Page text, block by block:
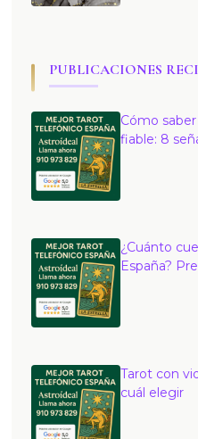
PUBLICACIONES
Cómo
fiable: 8
¿Cuánto
España?
Tarot con
cuál elegir